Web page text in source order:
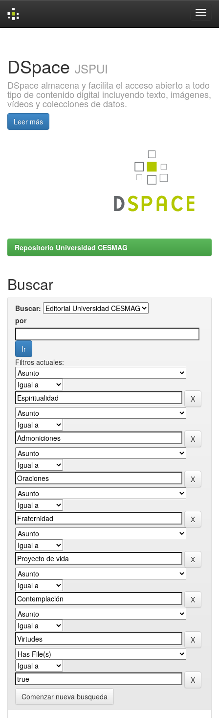
DSpace JSPUI
DSpace almacena y facilita el acceso abierto a todo
tipo de contenido digital incluyendo texto, imágenes,
vídeos y colecciones de datos.
Leer más
Repositorio Universidad CESMAG
Buscar
Buscar:
por
Filtros actuales:
Comenzar nueva busqueda